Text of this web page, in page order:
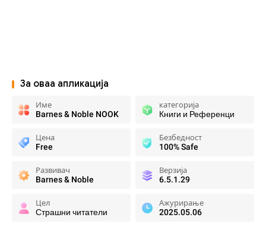
За оваа апликација
Име
Barnes & Noble NOOK
категорија
Книги и Референци
Цена
Free
Безбедност
100% Safe
Развивач
Barnes & Noble
Верзија
6.5.1.29
Цел
Страшни читатели
Ажурирање
2025.05.06